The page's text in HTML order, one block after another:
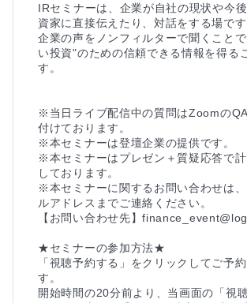
IRセミナーは、企業が自社の現状や今
資家に直接伝えたり、対話をする場です
企業の声をノンフィルターで聞くこと
い投資"のための信頼できる情報を得る
す。
※当日ライブ配信中の質問はZoomの
付けております。
※本セミナーは登壇企業の提供です。
※本セミナーはプレゼン＋質疑応答で
しております。
※本セミナーに関するお問い合わせは
ルアドレスまでご連絡ください。
【お問い合わせ先】
★セミナーの参加方法★
「視聴予約する」をクリックしてご予
す。
開始時間の20分前より、当画面の「視